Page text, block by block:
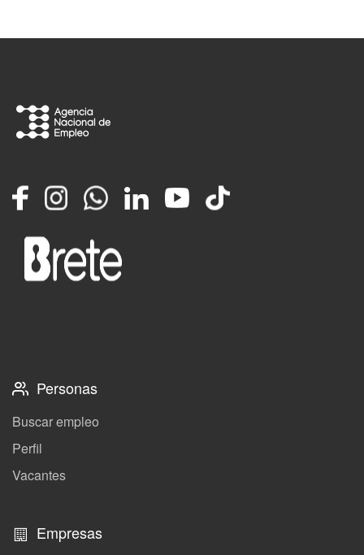
FacebookInstagramWhatsappLinkedInYouTube
TikTok
Personas
Buscar empleo
Perfil
Vacantes
Empresas